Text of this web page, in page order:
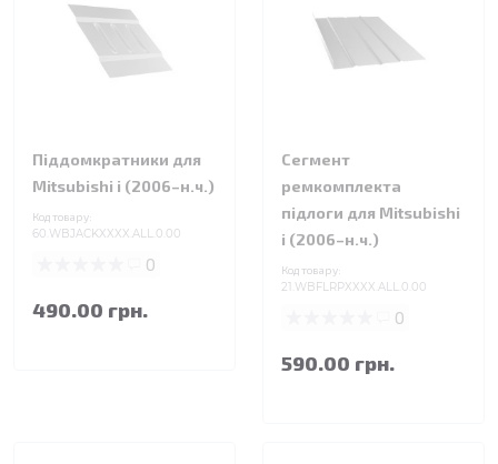
Піддомкратники для
Mitsubishi i (2006–н.ч.)
Код товару:
60.WBJACKXXXX.ALL.0.00
0
490.00 грн.
Сегмент
ремкомплекта
підлоги для Mitsubishi
i (2006–н.ч.)
Код товару:
21.WBFLRPXXXX.ALL.0.00
0
590.00 грн.